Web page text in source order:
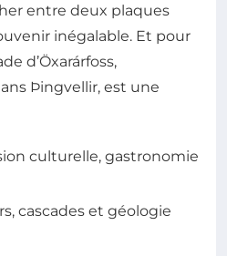
entre deux plaques
inégalable. Et pour
d’Öxarárfoss,
Þingvellir, est une
culturelle, gastronomie
cascades et géologie